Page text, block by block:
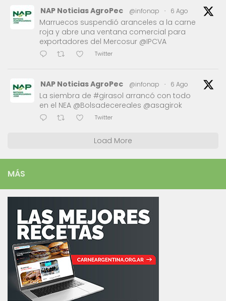
NAP Noticias AgroPec @infonap · 6 Ago
Marruecos suspendió aranceles a la carne
roja y abre una ventana comercial para
exportadores del Mercosur @IPCVA
Twitter
NAP Noticias AgroPec @infonap · 6 Ago
La siembra de #girasol arrancó con todo
en el NEA @Bolsadecereales @asagirok
Twitter
Load More
MÁS